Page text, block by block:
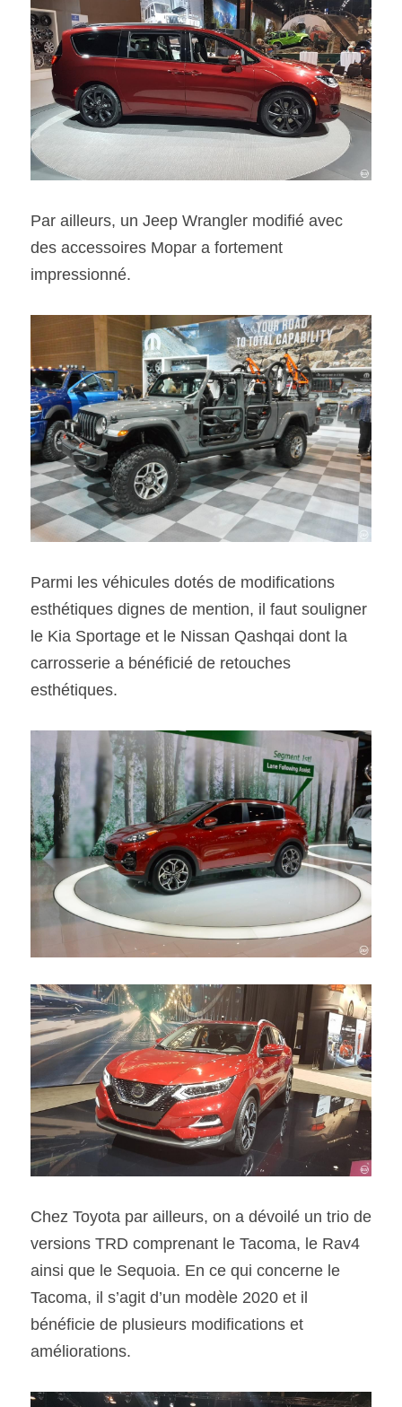
Par ailleurs, un Jeep Wrangler modifié avec
des accessoires Mopar a fortement
impressionné.
Parmi les véhicules dotés de modifications
esthétiques dignes de mention, il faut souligner
le Kia Sportage et le Nissan Qashqai dont la
carrosserie a bénéficié de retouches
esthétiques.
Chez Toyota par ailleurs, on a dévoilé un trio de
versions TRD comprenant le Tacoma, le Rav4
ainsi que le Sequoia. En ce qui concerne le
Tacoma, il s’agit d’un modèle 2020 et il
bénéficie de plusieurs modifications et
améliorations.